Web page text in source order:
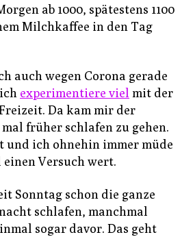
ab 1000, spätestens 1100
Milchkaffee in den Tag
auch wegen Corona gerade
experimentiere viel mit der
Da kam mir der
früher schlafen zu gehen.
und ich ohnehin immer müde
Versuch wert.
Sonntag schon die ganze
schlafen, manchmal
sogar davor. Das geht